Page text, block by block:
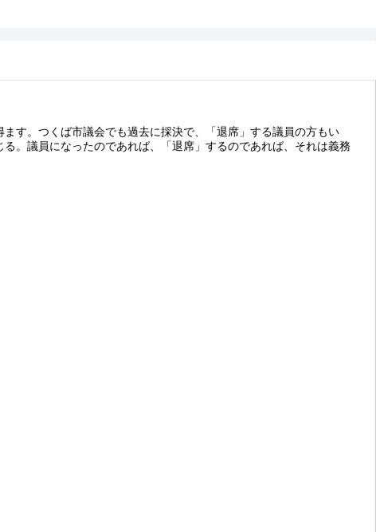
す。つくば市議会でも過去に採決で、「退席」する議員の方もい
。議員になったのであれば、「退席」するのであれば、それは義務